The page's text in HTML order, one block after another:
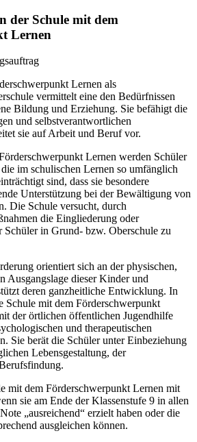
der Schule mit dem
Lernen
Lernen als
vermittelt eine den Bedürfnissen
Bildung und Erziehung. Sie befähigt die
und selbstverantwortlichen
sie auf Arbeit und Beruf vor.
Lernen werden Schüler
im schulischen Lernen so umfänglich
sind, dass sie besondere
Unterstützung bei der Bewältigung von
Die Schule versucht, durch
die Eingliederung oder
Schüler in Grund- bzw. Oberschule zu
orientiert sich an der physischen,
Ausgangslage dieser Kinder und
deren ganzheitliche Entwicklung. In
Schule mit dem Förderschwerpunkt
der örtlichen öffentlichen Jugendhilfe
und therapeutischen
Sie berät die Schüler unter Einbeziehung
Lebensgestaltung, der
mit dem Förderschwerpunkt Lernen mit
sie am Ende der Klassenstufe 9 in allen
„ausreichend“ erzielt haben oder die
ausgleichen können.